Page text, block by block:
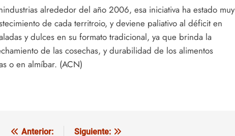
alrededor del año 2006, esa iniciativa ha estado muy
de cada territroio, y deviene paliativo al déficit en
y dulces en su formato tradicional, ya que brinda la
de las cosechas, y durabilidad de los alimentos
o en almíbar. (ACN)
Anterior:
Siguiente: